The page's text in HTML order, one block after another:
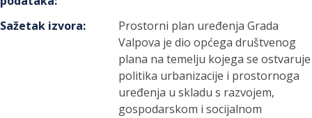
Sažetak izvora:
Prostorni plan uređenja Grada
Valpova je dio općega društvenog
plana na temelju kojega se ostvaruje
politika urbanizacije i prostornoga
uređenja u skladu s razvojem,
gospodarskom i socijalnom